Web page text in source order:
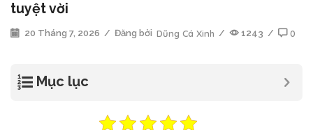
tuyệt vời
20 Tháng 7, 2026 / Đăng bởi Dũng Cá Xinh / 1243 / 0
Mục lục